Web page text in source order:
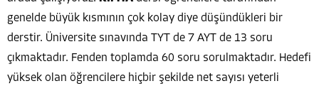
genelde büyük kısmının çok kolay diye düşündükleri bir
derstir. Üniversite sınavında TYT de 7 AYT de 13 soru
çıkmaktadır. Fenden toplamda 60 soru sorulmaktadır. Hedefi
yüksek olan öğrencilere hiçbir şekilde net sayısı yeterli